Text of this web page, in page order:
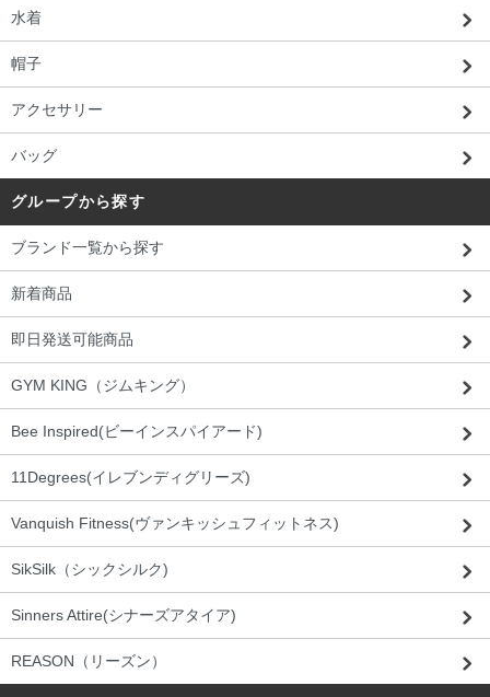
水着
帽子
アクセサリー
バッグ
グループから探す
ブランド一覧から探す
新着商品
即日発送可能商品
GYM KING（ジムキング）
Bee Inspired(ビーインスパイアード)
11Degrees(イレブンディグリーズ)
Vanquish Fitness(ヴァンキッシュフィットネス)
SikSilk（シックシルク)
Sinners Attire(シナーズアタイア)
REASON（リーズン）